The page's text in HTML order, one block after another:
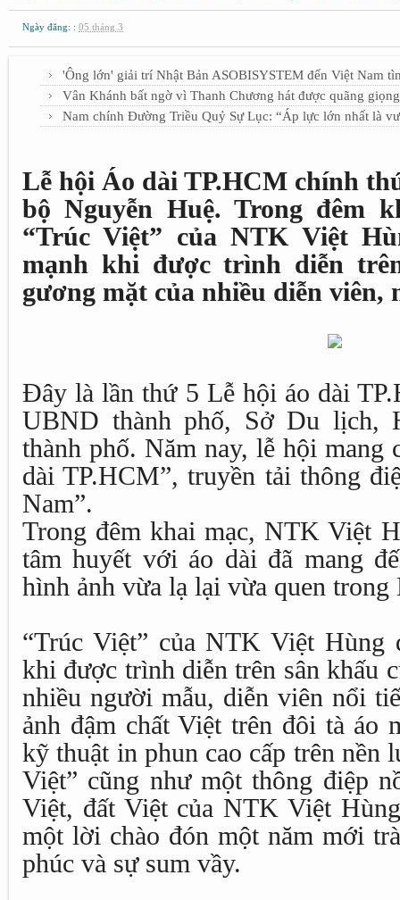
Ngày đăng: : 05 tháng 3
'Ông lớn' giải trí Nhật Bản ASOBISYSTEM đến Việt Nam
Vân Khánh bất ngờ vì Thanh Chương hát được quãng
Nam chính Đường Triều Quỷ Sự Lục: “Áp lực lớn nhất là
Lễ hội Áo dài TP.HCM chính
bộ Nguyễn Huệ. Trong đêm
“Trúc Việt” của NTK Việt
mạnh khi được trình diễn
gương mặt của nhiều diễn
Đây là lần thứ 5 Lễ hội áo dài
UBND thành phố, Sở Du lịch,
thành phố. Năm nay, lễ hội mang
dài TP.HCM”, truyền tải thông
Nam”.
Trong đêm khai mạc, NTK Việt
tâm huyết với áo dài đã mang
hình ảnh vừa lạ lại vừa quen
“Trúc Việt” của NTK Việt Hùng
khi được trình diễn trên sân khấu
nhiều người mẫu, diễn viên nổi
ảnh đậm chất Việt trên đôi tà áo
kỹ thuật in phun cao cấp trên nền
Việt” cũng như một thông điệp
Việt, đất Việt của NTK Việt
một lời chào đón một năm mới
phúc và sự sum vầy.